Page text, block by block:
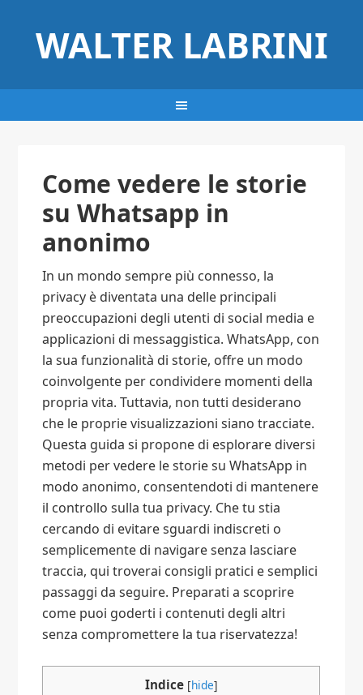
WALTER LABRINI
Come vedere le storie
su Whatsapp in
anonimo​
In un mondo sempre più connesso, la
privacy è diventata una delle principali
preoccupazioni degli utenti di social media e
applicazioni di messaggistica. WhatsApp, con
la sua funzionalità di storie, offre un modo
coinvolgente per condividere momenti della
propria vita. Tuttavia, non tutti desiderano
che le proprie visualizzazioni siano tracciate.
Questa guida si propone di esplorare diversi
metodi per vedere le storie su WhatsApp in
modo anonimo, consentendoti di mantenere
il controllo sulla tua privacy. Che tu stia
cercando di evitare sguardi indiscreti o
semplicemente di navigare senza lasciare
traccia, qui troverai consigli pratici e semplici
passaggi da seguire. Preparati a scoprire
come puoi goderti i contenuti degli altri
senza compromettere la tua riservatezza!
Indice [hide]